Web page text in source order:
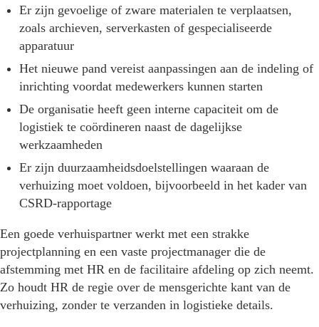
Er zijn gevoelige of zware materialen te verplaatsen,
zoals archieven, serverkasten of gespecialiseerde
apparatuur
Het nieuwe pand vereist aanpassingen aan de indeling of
inrichting voordat medewerkers kunnen starten
De organisatie heeft geen interne capaciteit om de
logistiek te coördineren naast de dagelijkse
werkzaamheden
Er zijn duurzaamheidsdoelstellingen waaraan de
verhuizing moet voldoen, bijvoorbeeld in het kader van
CSRD-rapportage
Een goede verhuispartner werkt met een strakke
projectplanning en een vaste projectmanager die de
afstemming met HR en de facilitaire afdeling op zich neemt.
Zo houdt HR de regie over de mensgerichte kant van de
verhuizing, zonder te verzanden in logistieke details.